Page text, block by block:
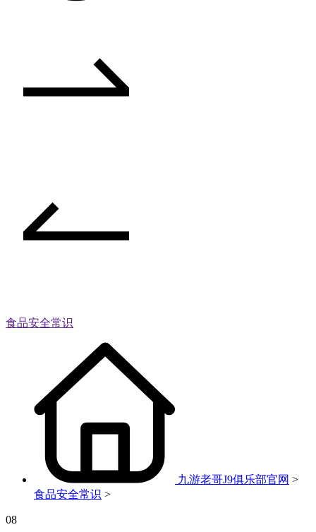
食品安全常识
九游老哥J9俱乐部官网 >
食品安全常识 >
08